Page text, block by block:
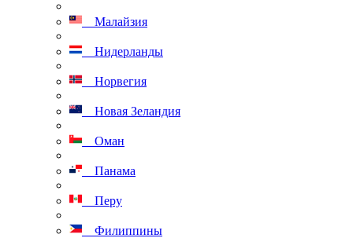
Малайзия
Нидерланды
Норвегия
Новая Зеландия
Оман
Панама
Перу
Филиппины